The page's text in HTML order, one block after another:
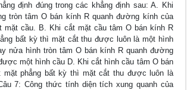
định đúng trong các khẳng định sau: A. Khi
tròn tâm O bán kính R quanh đường kính của
mặt cầu. B. Khi cắt mặt cầu tâm O bán kính R
bất kỳ thì mặt cắt thu được luôn là một hình
nửa hình tròn tâm O bán kính R quanh đường
một hình cầu D. Khi cắt hình cầu tâm O bán
mặt phẳng bất kỳ thì mặt cắt thu được luôn là
7: Công thức tính diện tích xung quanh của